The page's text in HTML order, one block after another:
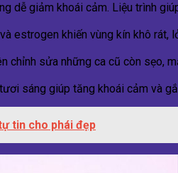
dễ giảm khoái cảm. Liệu trình
estrogen khiến vùng kín khô rát,
chỉnh sửa những ca cũ còn sẹo,
sáng giúp tăng khoái cảm và
tin cho phái đẹp